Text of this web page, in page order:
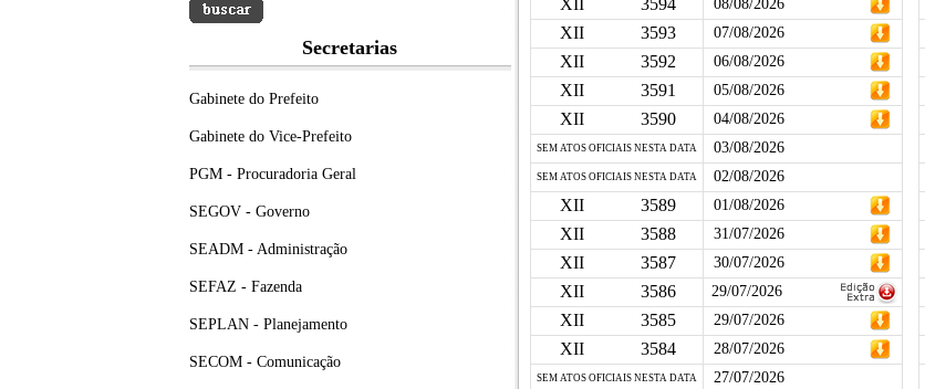
Secretarias
Gabinete do Prefeito
Gabinete do Vice-Prefeito
PGM - Procuradoria Geral
SEGOV - Governo
SEADM - Administração
SEFAZ - Fazenda
SEPLAN - Planejamento
SECOM - Comunicação
XII
3594 08/08/2026
XII 3593 07/08/2026
XII 3592 06/08/2026
XII 3591 05/08/2026
XII 3590 04/08/2026
SEM ATOS OFICIAIS NESTA DATA 03/08/2026
SEM ATOS OFICIAIS NESTA DATA 02/08/2026
XII 3589 01/08/2026
XII 3588 31/07/2026
XII 3587 30/07/2026
XII 3586 29/07/2026
XII 3585 29/07/2026
XII 3584 28/07/2026
SEM ATOS OFICIAIS NESTA DATA 27/07/2026